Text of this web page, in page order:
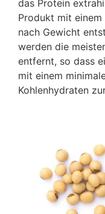
das Protein
Produkt mit
nach Gewicht
werden die
entfernt, so dass
mit einem
Kohlenhydraten